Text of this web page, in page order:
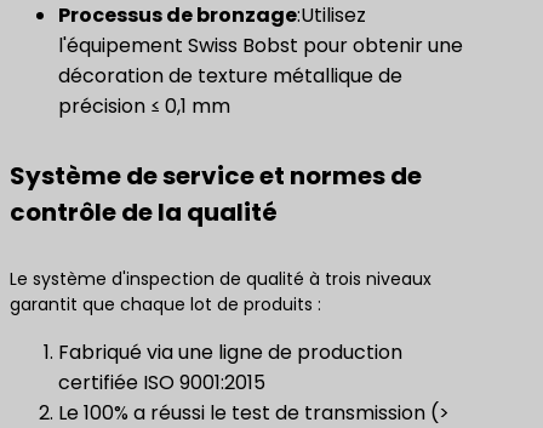
Processus de bronzage:Utilisez
l'équipement Swiss Bobst pour obtenir une
décoration de texture métallique de
précision ≤ 0,1 mm
Système de service et normes de
contrôle de la qualité
Le système d'inspection de qualité à trois niveaux
garantit que chaque lot de produits :
Fabriqué via une ligne de production
certifiée ISO 9001:2015
Le 100% a réussi le test de transmission (>